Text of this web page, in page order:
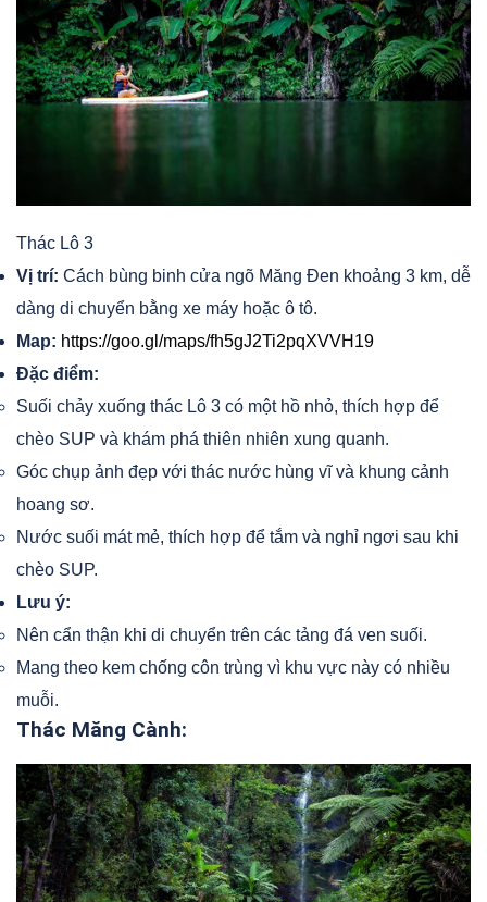
Thác Lô 3
Vị trí: Cách bùng binh cửa ngõ Măng Đen khoảng 3 km, dễ
dàng di chuyển bằng xe máy hoặc ô tô.
Map: https://goo.gl/maps/fh5gJ2Ti2pqXVVH19
Đặc điểm:
Suối chảy xuống thác Lô 3 có một hồ nhỏ, thích hợp để
chèo SUP và khám phá thiên nhiên xung quanh.
Góc chụp ảnh đẹp với thác nước hùng vĩ và khung cảnh
hoang sơ.
Nước suối mát mẻ, thích hợp để tắm và nghỉ ngơi sau khi
chèo SUP.
Lưu ý:
Nên cẩn thận khi di chuyển trên các tảng đá ven suối.
Mang theo kem chống côn trùng vì khu vực này có nhiều
muỗi.
Thác Măng Cành: